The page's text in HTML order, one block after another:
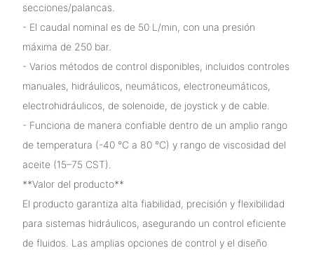
secciones/palancas.
- El caudal nominal es de 50 L/min, con una presión
máxima de 250 bar.
- Varios métodos de control disponibles, incluidos controles
manuales, hidráulicos, neumáticos, electroneumáticos,
electrohidráulicos, de solenoide, de joystick y de cable.
- Funciona de manera confiable dentro de un amplio rango
de temperatura (-40 °C a 80 °C) y rango de viscosidad del
aceite (15–75 CST).
**Valor del producto**
El producto garantiza alta fiabilidad, precisión y flexibilidad
para sistemas hidráulicos, asegurando un control eficiente
de fluidos. Las amplias opciones de control y el diseño